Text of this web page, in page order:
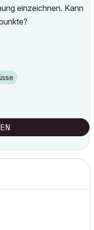
einzeichnen. Kann